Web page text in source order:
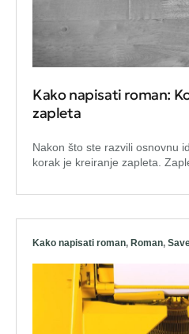
Kako napisati roman:
zapleta
Nakon što ste razvili osnovnu
korak je kreiranje zapleta.
Kako napisati roman, Roman,